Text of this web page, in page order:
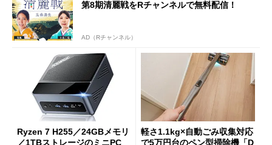
第8期清麗戦をRチャンネルで無料配信！
AD（Rチャンネル）
Ryzen 7 H255／24GBメモリ
／1TBストレージのミニPC
軽さ1.1kg×自動ごみ収集対応
で5万円台のペン型掃除機「D